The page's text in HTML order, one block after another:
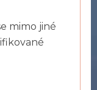
mimo jiné